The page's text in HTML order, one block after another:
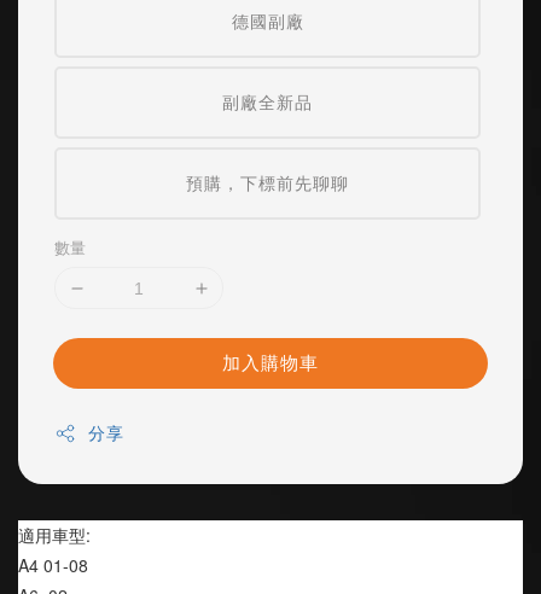
德國副廠
副廠全新品
預購，下標前先聊聊
數量
加入購物車
分享
適用車型:
A4 01-08